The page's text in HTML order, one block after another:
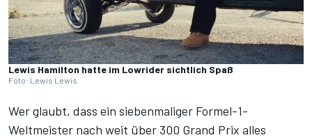
Lewis Hamilton hatte im Lowrider sichtlich Spaß
Foto: Lewis Lewis
Wer glaubt, dass ein siebenmaliger Formel-1-
Weltmeister nach weit über 300 Grand Prix alles